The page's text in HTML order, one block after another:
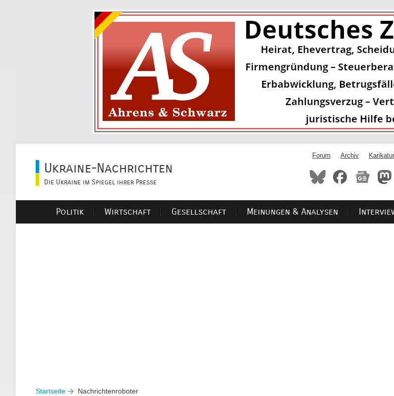
Ukraine-Nachrichten
Die Ukraine im Spiegel ihrer Presse
Forum Archiv
Politik Wirtschaft Gesellschaft Meinungen & Analysen
Startseite Nachrichtenroboter